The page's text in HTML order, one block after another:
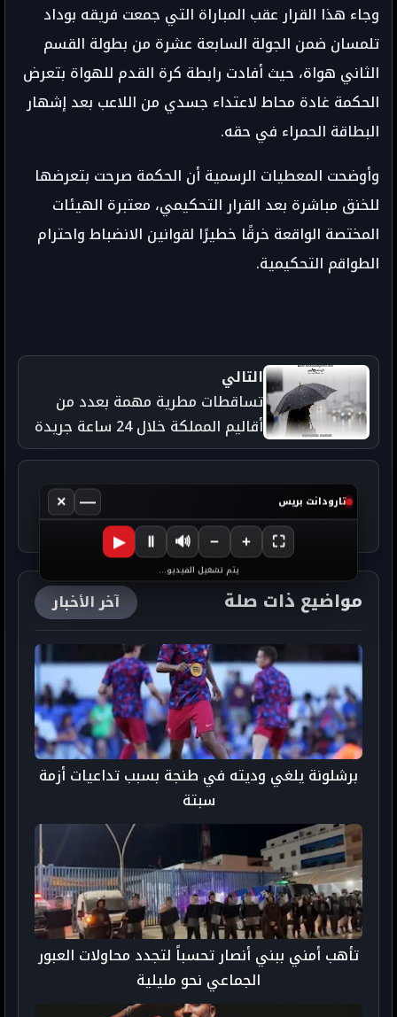
وجاء هذا القرار عقب المباراة التي جمعت فريقه بوداد
تلمسان ضمن الجولة السابعة عشرة من بطولة القسم
الثاني هواة، حيث أفادت رابطة كرة القدم للهواة بتعرض
الحكمة غادة محاط لاعتداء جسدي من اللاعب بعد إشهار
البطاقة الحمراء في حقه.
وأوضحت المعطيات الرسمية أن الحكمة صرحت بتعرضها
للخنق مباشرة بعد القرار التحكيمي، معتبرة الهيئات
المختصة الواقعة خرقًا خطيرًا لقوانين الانضباط واحترام
الطواقم التحكيمية.
التالي
تساقطات مطرية مهمة بعدد من
أقاليم المملكة خلال 24 ساعة جريدة
تارودانت بريس الإلكترونية
مواضيع ذات صلة آخر الأخبار
برشلونة يلغي وديته في طنجة بسبب تداعيات أزمة
سبتة
تأهب أمني ببني أنصار تحسباً لتجدد محاولات العبور
الجماعي نحو مليلية
تارودانت بريس —
×
▶ Ⅱ 🔊 − + ⛶
يتم تشغيل الفيديو...